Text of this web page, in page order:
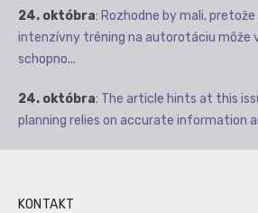
24. októbra: Rozhodne by mali,
intenzívny tréning na autorotáciu môže
schopno...
24. októbra: The article hints at this
planning relies on accurate information
KONTAKT